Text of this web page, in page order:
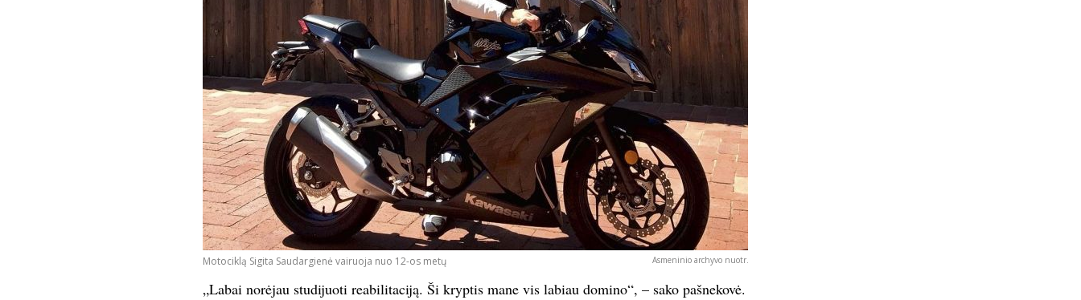
Motociklą Sigita Saudargienė vairuoja nuo 12-os metų Asmeninio archyvo nuotr.
„Labai norėjau studijuoti reabilitaciją. Ši kryptis mane vis labiau domino“, – sako pašnekovė.